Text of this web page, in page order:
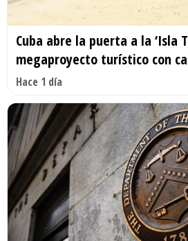
Cuba abre la puerta a la ‘Isla
megaproyecto turístico con
Hace 1 día